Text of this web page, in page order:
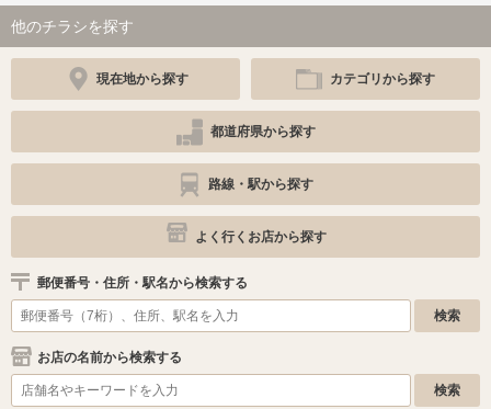
他のチラシを探す
現在地から探す カテゴリから探す
都道府県から探す
路線・駅から探す
よく行くお店から探す
郵便番号・住所・駅名から検索する
お店の名前から検索する